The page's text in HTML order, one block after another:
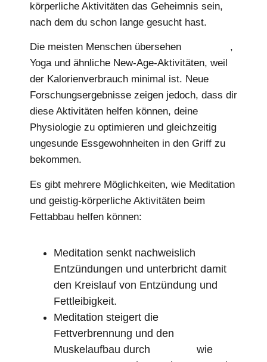
körperliche Aktivitäten das Geheimnis sein,
nach dem du schon lange gesucht hast.
Die meisten Menschen übersehen
,
Yoga und ähnliche New-Age-Aktivitäten, weil
der Kalorienverbrauch minimal ist. Neue
Forschungsergebnisse zeigen jedoch, dass dir
diese Aktivitäten helfen können, deine
Physiologie zu optimieren und gleichzeitig
ungesunde Essgewohnheiten in den Griff zu
bekommen.
Es gibt mehrere Möglichkeiten, wie Meditation
und geistig-körperliche Aktivitäten beim
Fettabbau helfen können:
Meditation senkt nachweislich
Entzündungen und unterbricht damit
den Kreislauf von Entzündung und
Fettleibigkeit.
Meditation steigert die
Fettverbrennung und den
Muskelaufbau durch
wie